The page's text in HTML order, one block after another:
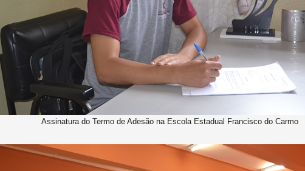
Assinatura do Termo de Adesão na Escola Estadual Francisco do Carmo